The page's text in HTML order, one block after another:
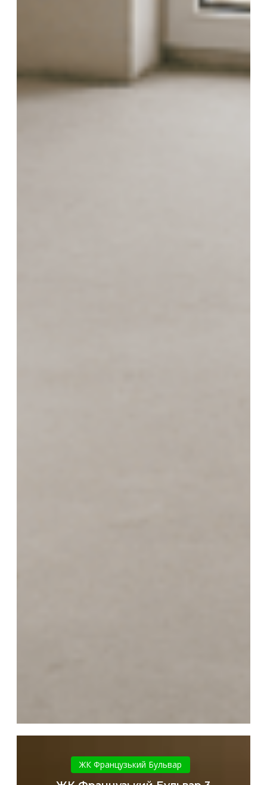
Французький
Бульвар
ЖК Французький Бульвар